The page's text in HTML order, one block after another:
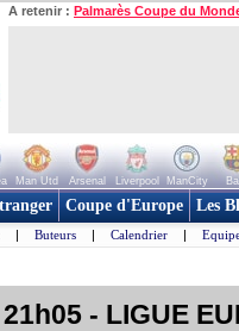
A retenir : Palmarès Coupe du
Man Utd Arsenal Liverpool ManCity
Coupe d'Europe Les
| Buteurs | Calendrier |
- LIGUE